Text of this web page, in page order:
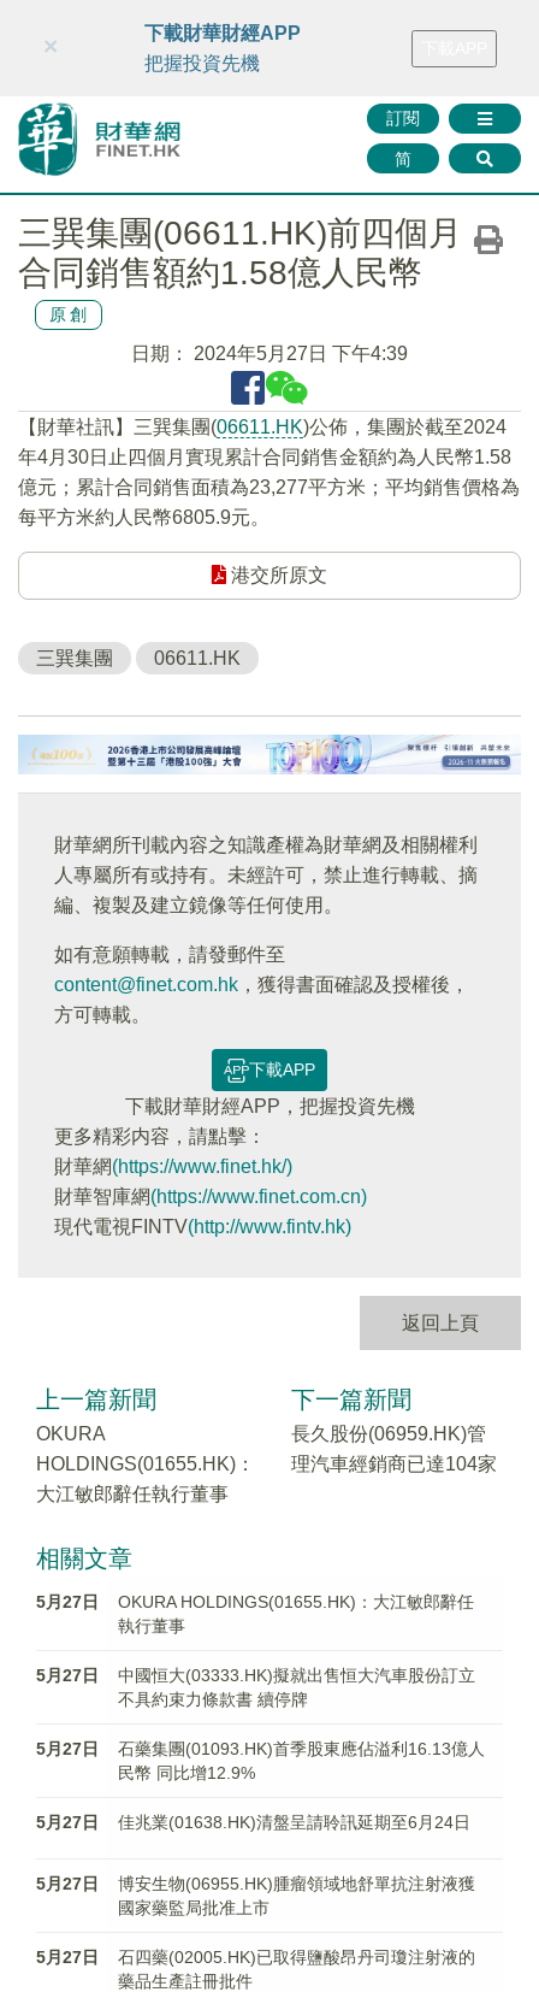
財華智庫網 FINTV FINMETA 財華證券 媒體矩陣
訂閱
简
×
下載財華財經APP
把握投資先機
三巽集團(06611.HK)前四個月
合同銷售額約1.58億人民幣
原創
日期： 2024年5月27日 下午4:39
【財華社訊】三巽集團(06611.HK)公佈，集團於截至2024
年4月30日止四個月實現累計合同銷售金額約為人民幣1.58
億元；累計合同銷售面積為23,277平方米；平均銷售價格為
每平方米約人民幣6805.9元。
港交所原文
三巽集團 06611.HK
財華網所刊載內容之知識產權為財華網及相關權利
人專屬所有或持有。未經許可，禁止進行轉載、摘
編、複製及建立鏡像等任何使用。
如有意願轉載，請發郵件至
content@finet.com.hk ，獲得書面確認及授權後，
方可轉載。
下載APP
下載財華財經APP，把握投資先機
更多精彩内容，請點擊：
財華網(https://www.finet.hk/)
財華智庫網(https://www.finet.com.cn)
現代電視FINTV(http://www.fintv.hk)
返回上頁
上一篇新聞
OKURA
HOLDINGS(01655.HK)：
大江敏郎辭任執行董事
下一篇新聞
長久股份(06959.HK)管
理汽車經銷商已達104家
相關文章
5月27日
OKURA HOLDINGS(01655.HK)：大江敏郎辭任
執行董事
5月27日
中國恒大(03333.HK)擬就出售恒大汽車股份訂立
不具約束力條款書 續停牌
5月27日
石藥集團(01093.HK)首季股東應佔溢利16.13億人
民幣 同比增12.9%
5月27日 佳兆業(01638.HK)清盤呈請聆訊延期至6月24日
5月27日
博安生物(06955.HK)腫瘤領域地舒單抗注射液獲
國家藥監局批准上市
5月27日
石四藥(02005.HK)已取得鹽酸昂丹司瓊注射液的
藥品生產註冊批件